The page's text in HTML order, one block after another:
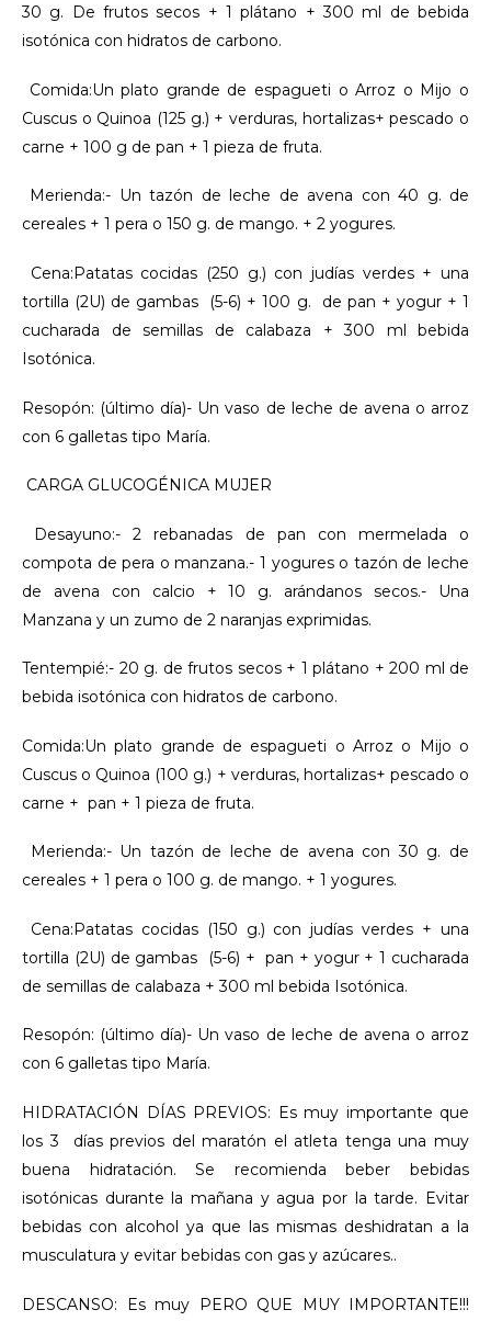
30 g. De frutos secos + 1 plátano + 300 ml de bebida
isotónica con hidratos de carbono.
Comida:Un plato grande de espagueti o Arroz o Mijo o
Cuscus o Quinoa (125 g.) + verduras, hortalizas+ pescado o
carne + 100 g de pan + 1 pieza de fruta.
Merienda:- Un tazón de leche de avena con 40 g. de
cereales + 1 pera o 150 g. de mango. + 2 yogures.
Cena:Patatas cocidas (250 g.) con judías verdes + una
tortilla (2U) de gambas (5-6) + 100 g. de pan + yogur + 1
cucharada de semillas de calabaza + 300 ml bebida
Isotónica.
Resopón: (último día)- Un vaso de leche de avena o arroz
con 6 galletas tipo María.
CARGA GLUCOGÉNICA MUJER
Desayuno:- 2 rebanadas de pan con mermelada o
compota de pera o manzana.- 1 yogures o tazón de leche
de avena con calcio + 10 g. arándanos secos.- Una
Manzana y un zumo de 2 naranjas exprimidas.
Tentempié:- 20 g. de frutos secos + 1 plátano + 200 ml de
bebida isotónica con hidratos de carbono.
Comida:Un plato grande de espagueti o Arroz o Mijo o
Cuscus o Quinoa (100 g.) + verduras, hortalizas+ pescado o
carne + pan + 1 pieza de fruta.
Merienda:- Un tazón de leche de avena con 30 g. de
cereales + 1 pera o 100 g. de mango. + 1 yogures.
Cena:Patatas cocidas (150 g.) con judías verdes + una
tortilla (2U) de gambas (5-6) + pan + yogur + 1 cucharada
de semillas de calabaza + 300 ml bebida Isotónica.
Resopón: (último día)- Un vaso de leche de avena o arroz
con 6 galletas tipo María.
HIDRATACIÓN DÍAS PREVIOS: Es muy importante que
los 3 días previos del maratón el atleta tenga una muy
buena hidratación. Se recomienda beber bebidas
isotónicas durante la mañana y agua por la tarde. Evitar
bebidas con alcohol ya que las mismas deshidratan a la
musculatura y evitar bebidas con gas y azúcares..
DESCANSO: Es muy PERO QUE MUY IMPORTANTE!!!